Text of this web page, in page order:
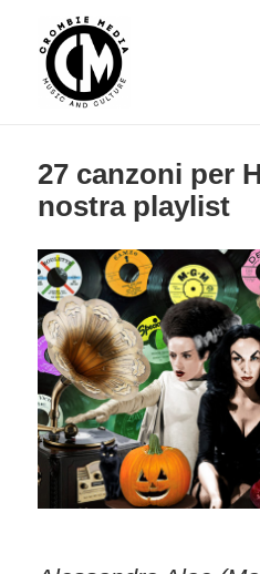
27 canzoni per
nostra playlist